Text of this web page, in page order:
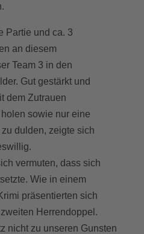
Partie und ca. 3
an diesem
Team 3 in den
Gut gestärkt und
dem Zutrauen
sowie nur eine
dulden, zeigte sich
vermuten, dass sich
Wie in einem
präsentierten sich
Herrendoppel.
nicht zu unseren Gunsten